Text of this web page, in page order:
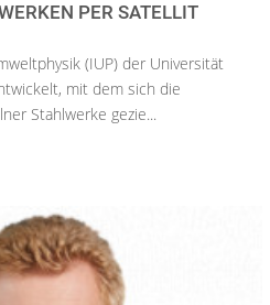
PER SATELLIT
(IUP) der Universität
mit dem sich die
Stahlwerke gezie...